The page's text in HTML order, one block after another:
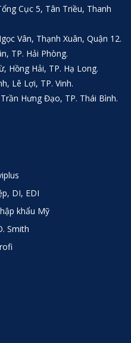
Cục 5, Tân Triều, Thanh
Vân, Thạnh Xuân, Quận 12.
TP. Hải Phòng.
Hồng Hải, TP. Hạ Long.
Lê Lợi, TP. Vinh.
Hưng Đạo, TP. Thái Bình.
DI, EDI
khẩu Mỹ
Smith